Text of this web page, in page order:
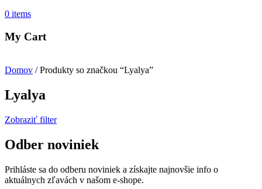
0 items
My Cart
Domov / Produkty so značkou “Lyalya”
Lyalya
Zobraziť filter
Odber noviniek
Prihláste sa do odberu noviniek a získajte najnovšie info o
aktuálnych zľavách v našom e-shope.